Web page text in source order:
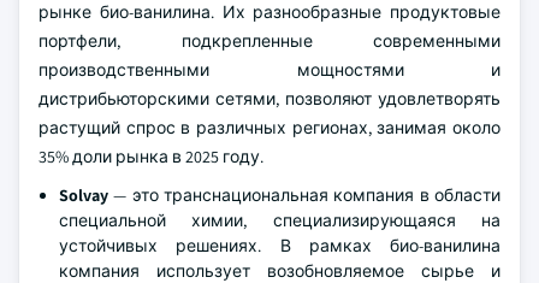
рынке био-ванилина. Их разнообразные продуктовые
портфели, подкрепленные современными
производственными мощностями и
дистрибьюторскими сетями, позволяют удовлетворять
растущий спрос в различных регионах, занимая около
35% доли рынка в 2025 году.
Solvay — это транснациональная компания в области
специальной химии, специализирующаяся на
устойчивых решениях. В рамках био-ванилина
компания использует возобновляемое сырье и